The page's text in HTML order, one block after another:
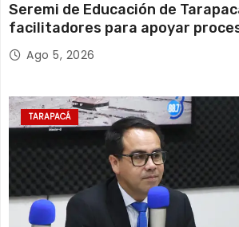
Seremi de Educación de
facilitadores para apoyar
Escolar 2027
Ago 5, 2026
TARAPACÁ